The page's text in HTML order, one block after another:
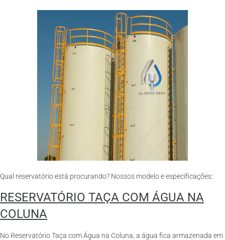
Qual reservatório está procurando? Nossos modelo e especificações:
RESERVATÓRIO TAÇA COM ÁGUA NA
COLUNA
No Reservatório Taça com Água na Coluna, a água fica armazenada em